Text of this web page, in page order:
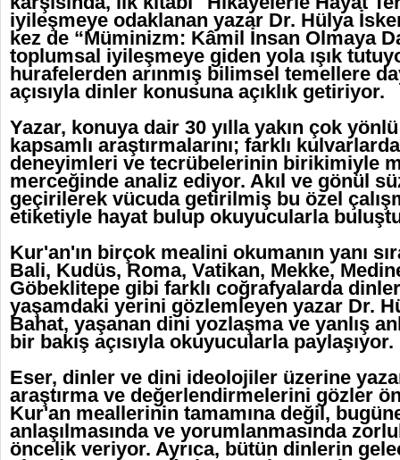
iyileşmeye odaklanan yazar Dr. Hülya
kez de “Müminizm: Kâmil İnsan Olmaya
toplumsal iyileşmeye giden yola ışık
hurafelerden arınmış bilimsel temellere
açısıyla dinler konusuna açıklık getiriyor.
Yazar, konuya dair 30 yılla yakın çok
kapsamlı araştırmalarını; farklı
deneyimleri ve tecrübelerinin birikimiyle
merceğinde analiz ediyor. Akıl ve gönül
geçirilerek vücuda getirilmiş bu özel
etiketiyle hayat bulup okuyucularla
Kur'an'ın birçok mealini okumanın yanı
Bali, Kudüs, Roma, Vatikan, Mekke,
Göbeklitepe gibi farklı coğrafyalarda
yaşamdaki yerini gözlemleyen yazar Dr.
Bahat, yaşanan dini yozlaşma ve yanlış
bir bakış açısıyla okuyucularla paylaşıyor.
Eser, dinler ve dini ideolojiler üzerine
araştırma ve değerlendirmelerini gözler
Kur'an meallerinin tamamına değil,
anlaşılmasında ve yorumlanmasında
öncelik veriyor. Ayrıca, bütün dinlerin